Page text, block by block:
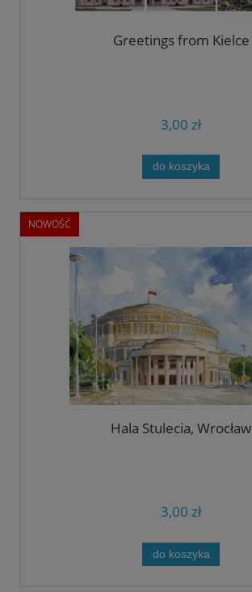
Greetings from Kielce
3,00 zł
do koszyka
Hala Stulecia, Wrocław
3,00 zł
do koszyka
NOWOŚĆ